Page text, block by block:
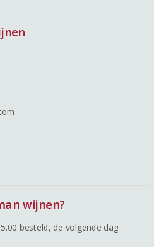
wijnen?
besteld, de volgende dag